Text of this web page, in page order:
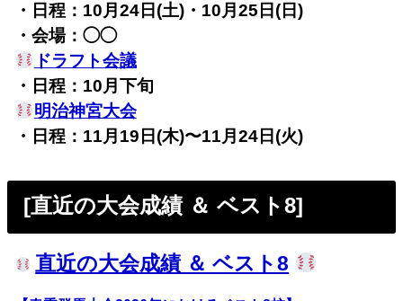
・日程：10月24日(土)・10月25日(日)
・会場：◯◯
ドラフト会議
・日程：10月下旬
明治神宮大会
・日程：11月19日(木)〜11月24日(火)
[直近の大会成績 ＆ ベスト8]
直近の大会成績 ＆ ベスト8